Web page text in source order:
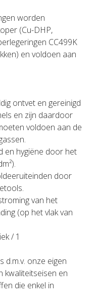
worden
(Cu-DHP,
CC499K
en voldoen aan
ontvet en gereinigd
en zijn daardoor
voldoen aan de
en hygiëne door het
door
van het
(op het vlak van
/ 1
d.m.v. onze eigen
kwaliteitseisen en
die enkel in